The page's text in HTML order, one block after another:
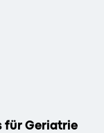
für Geriatrie